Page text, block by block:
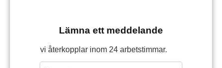
Lämna ett meddelande
vi återkopplar inom 24 arbetstimmar.